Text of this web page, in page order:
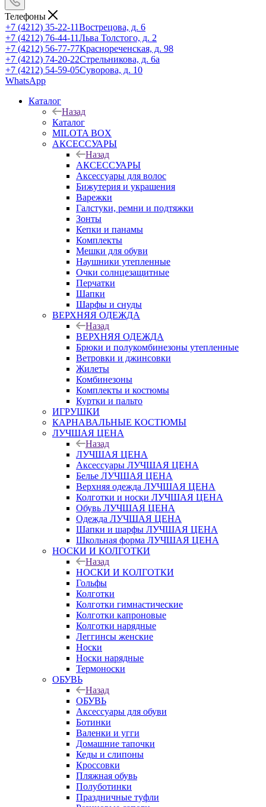
Телефоны
+7 (4212) 35-22-11Вострецова, д. 6
+7 (4212) 76-44-11Льва Толстого, д. 2
+7 (4212) 56-77-77Краснореченская, д. 98
+7 (4212) 74-20-22Стрельникова, д. 6а
+7 (4212) 54-59-05Суворова, д. 10
WhatsApp
Каталог
Назад
Каталог
MILOTA BOX
АКСЕССУАРЫ
Назад
АКСЕССУАРЫ
Аксессуары для волос
Бижутерия и украшения
Варежки
Галстуки, ремни и подтяжки
Зонты
Кепки и панамы
Комплекты
Мешки для обуви
Наушники утепленные
Очки солнцезащитные
Перчатки
Шапки
Шарфы и снуды
ВЕРХНЯЯ ОДЕЖДА
Назад
ВЕРХНЯЯ ОДЕЖДА
Брюки и полукомбинезоны утепленные
Ветровки и джинсовки
Жилеты
Комбинезоны
Комплекты и костюмы
Куртки и пальто
ИГРУШКИ
КАРНАВАЛЬНЫЕ КОСТЮМЫ
ЛУЧШАЯ ЦЕНА
Назад
ЛУЧШАЯ ЦЕНА
Аксессуары ЛУЧШАЯ ЦЕНА
Белье ЛУЧШАЯ ЦЕНА
Верхняя одежда ЛУЧШАЯ ЦЕНА
Колготки и носки ЛУЧШАЯ ЦЕНА
Обувь ЛУЧШАЯ ЦЕНА
Одежда ЛУЧШАЯ ЦЕНА
Шапки и шарфы ЛУЧШАЯ ЦЕНА
Школьная форма ЛУЧШАЯ ЦЕНА
НОСКИ И КОЛГОТКИ
Назад
НОСКИ И КОЛГОТКИ
Гольфы
Колготки
Колготки гимнастические
Колготки капроновые
Колготки нарядные
Леггинсы женские
Носки
Носки нарядные
Термоноски
ОБУВЬ
Назад
ОБУВЬ
Аксессуары для обуви
Ботинки
Валенки и угги
Домашние тапочки
Кеды и слипоны
Кроссовки
Пляжная обувь
Полуботинки
Праздничные туфли